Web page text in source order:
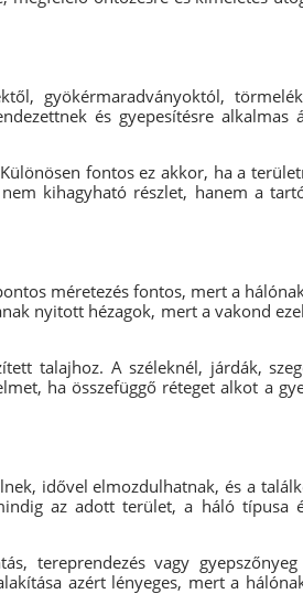
gyökérmaradványoktól,
és gyepesítésre alkalmas
fontos ez akkor, ha a
kihagyható részlet, hanem a
méretezés fontos, mert a
nyitott hézagok, mert a vakond
talajhoz. A széleknél, járdák,
ha összefüggő réteget alkot a
idővel elmozdulhatnak, és a
az adott terület, a háló típusa
tereprendezés vagy
azért lényeges, mert a